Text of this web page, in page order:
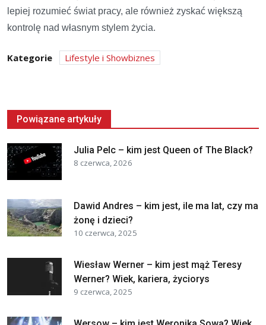
lepiej rozumieć świat pracy, ale również zyskać większą
kontrolę nad własnym stylem życia.
Kategorie Lifestyle i Showbiznes
Powiązane artykuły
Julia Pelc – kim jest Queen of The Black?
8 czerwca, 2026
Dawid Andres – kim jest, ile ma lat, czy ma
żonę i dzieci?
10 czerwca, 2025
Wiesław Werner – kim jest mąż Teresy
Werner? Wiek, kariera, życiorys
9 czerwca, 2025